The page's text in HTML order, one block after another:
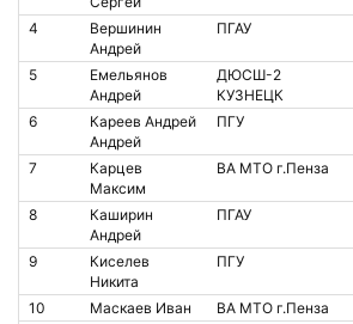
4
Вершинин
Андрей
ПГАУ
5
Емельянов
Андрей
ДЮСШ-2
КУЗНЕЦК
6
Кареев Андрей
Андрей
ПГУ
7
Карцев
Максим
ВА МТО г.Пенза
8
Каширин
Андрей
ПГАУ
9
Киселев
Никита
ПГУ
10 Маскаев Иван ВА МТО г.Пенза